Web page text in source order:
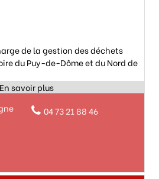
de la gestion des déchets
du Puy-de-Dôme et du Nord de
04 73 21 88 46